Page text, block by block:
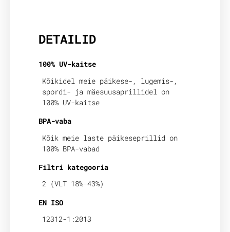
DETAILID
100% UV-kaitse
Kõikidel meie päikese-, lugemis-,
spordi- ja mäesuusaprillidel on
100% UV-kaitse
BPA-vaba
Kõik meie laste päikeseprillid on
100% BPA-vabad
Filtri kategooria
2 (VLT 18%-43%)
EN ISO
12312-1:2013